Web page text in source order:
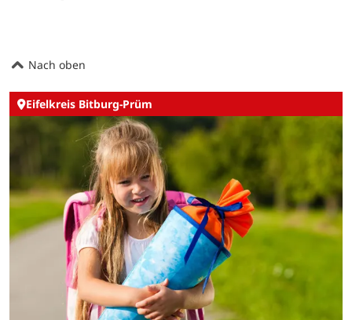
Nach oben
Eifelkreis Bitburg-Prüm